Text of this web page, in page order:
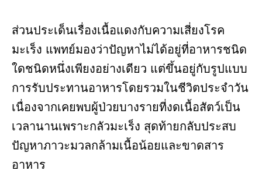
ส่วนประเด็นเรื่องเนื้อแดงกับความเสี่ยงโรค
มะเร็ง แพทย์มองว่าปัญหาไม่ได้อยู่ที่อาหารชนิด
ใดชนิดหนึ่งเพียงอย่างเดียว แต่ขึ้นอยู่กับรูปแบบ
การรับประทานอาหารโดยรวมในชีวิตประจำวัน
เนื่องจากเคยพบผู้ป่วยบางรายที่งดเนื้อสัตว์เป็น
เวลานานเพราะกลัวมะเร็ง สุดท้ายกลับประสบ
ปัญหาภาวะมวลกล้ามเนื้อน้อยและขาดสาร
อาหาร